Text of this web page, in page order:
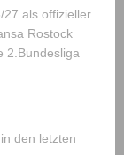
als offizieller
Rostock
2.Bundesliga
den letzten